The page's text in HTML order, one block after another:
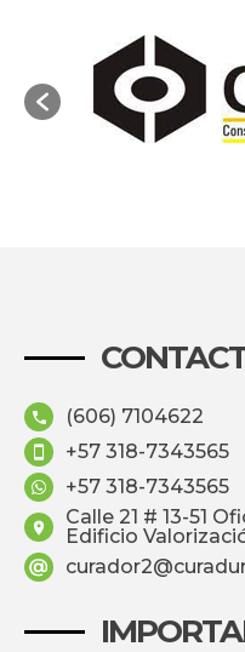
(606) 7104622
+57 318-7343565
+57 318-7343565
Calle 21 # 13-51
Edificio